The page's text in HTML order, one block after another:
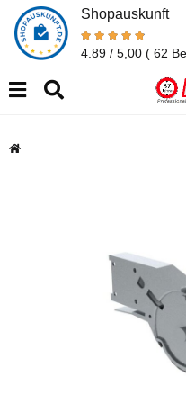
Shopauskunft
4.89 / 5,00 ( 62